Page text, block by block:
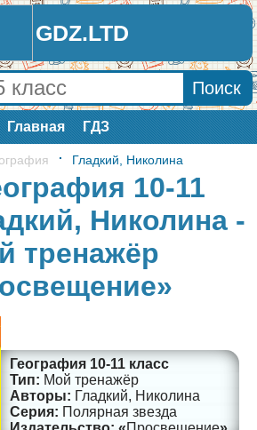
GDZ.LTD
Главная ГДЗ
Гладкий, Николина
10-11
Николина -
тренажёр
География 10-11 класс
Мой тренажёр
Гладкий, Николина
Полярная звезда